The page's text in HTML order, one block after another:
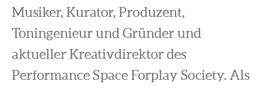
Musiker, Kurator, Produzent,
Toningenieur und Gründer und
aktueller Kreativdirektor des
Performance Space Forplay Society. Als